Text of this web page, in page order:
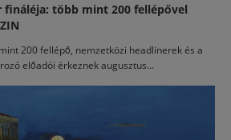
fináléja: több mint 200 fellépővel
200 fellépő, nemzetközi headlinerek és a
előadói érkeznek augusztus...